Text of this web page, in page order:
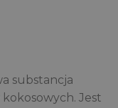
substancja
Jest